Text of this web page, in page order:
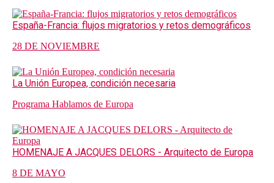
España-Francia: flujos migratorios y retos demográficos
28 DE NOVIEMBRE
La Unión Europea, condición necesaria
Programa Hablamos de Europa
HOMENAJE A JACQUES DELORS - Arquitecto de Europa
8 DE MAYO